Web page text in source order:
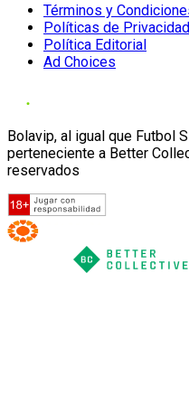
Términos y
Políticas de Privacidad
Política Editorial
Ad Choices
Bolavip, al igual que Futbol
perteneciente a Better
reservados